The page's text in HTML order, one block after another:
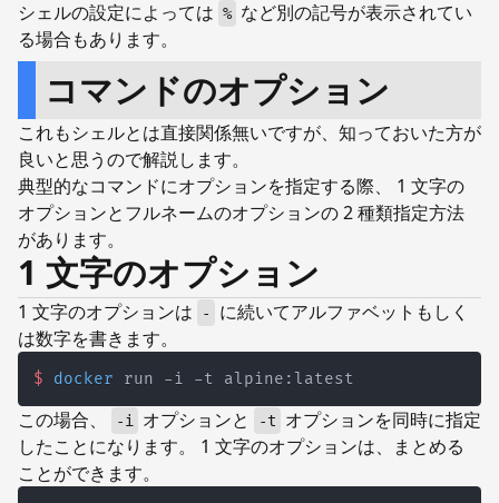
シェルの設定によっては % など別の記号が表示されてい
る場合もあります。
コマンドのオプション
これもシェルとは直接関係無いですが、知っておいた方が
良いと思うので解説します。
典型的なコマンドにオプションを指定する際、 1 文字の
オプションとフルネームのオプションの 2 種類指定方法
があります。
1 文字のオプション
1 文字のオプションは -
に続いてアルファベットもしく
は数字を書きます。
$ docker run -i -t alpine:latest
この場合、 -i オプションと -t
オプションを同時に指定
したことになります。 1 文字のオプションは、まとめる
ことができます。